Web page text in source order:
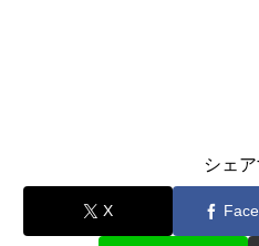
シェ
X